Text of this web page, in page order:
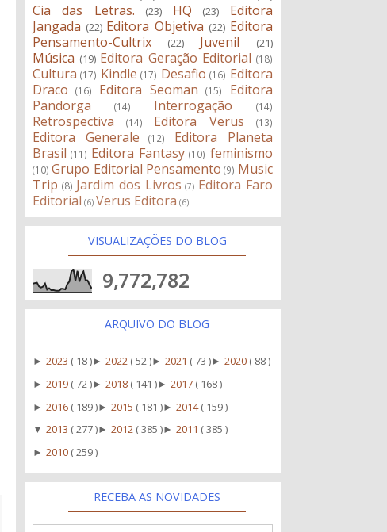
Cia das Letras. (23) HQ (23)
Editora
Jangada (22) Editora Objetiva (22) Editora
Pensamento-Cultrix
(22) Juvenil (21)
Música (19) Editora Geração Editorial (18)
Cultura (17) Kindle (17) Desafio (16) Editora
Draco
(16) Editora Seoman (15)
Editora
Pandorga
(14) Interrogação (14)
Retrospectiva (14) Editora Verus (13)
Editora Generale (12)
Editora Planeta
Brasil (11) Editora Fantasy (10) feminismo
(10) Grupo Editorial Pensamento (9) Music
Trip (8) Jardim dos Livros (7) Editora Faro
Editorial (6) Verus Editora (6)
VISUALIZAÇÕES DO BLOG
9,772,782
ARQUIVO DO BLOG
►2023 ( 18 )►2022 ( 52 )►2021 ( 73 )►2020 ( 88 )
►2019 ( 72 )►2018 ( 141 )►2017 ( 168 )
►2016 ( 189 )►2015 ( 181 )►2014( 159 )
▼2013 ( 277 )►2012 ( 385 )►2011 ( 385 )
►2010 ( 259 )
RECEBA AS NOVIDADES